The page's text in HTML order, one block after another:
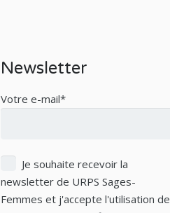
Newsletter
Votre e-mail*
Je souhaite recevoir la
newsletter de URPS Sages-
Femmes et j'accepte l'utilisation de